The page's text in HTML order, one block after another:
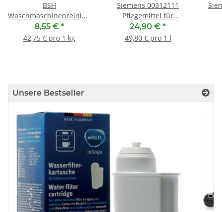
BSH
Waschmaschinenreiniger
00311926
8,55 € *
42,75 € pro 1 kg
Siemens 00312111
Pflegemittel für
Wärmepumpentrockner
OHNE INTEGRIERTEM
24,90 € *
49,80 € pro 1 l
Unsere Bestseller